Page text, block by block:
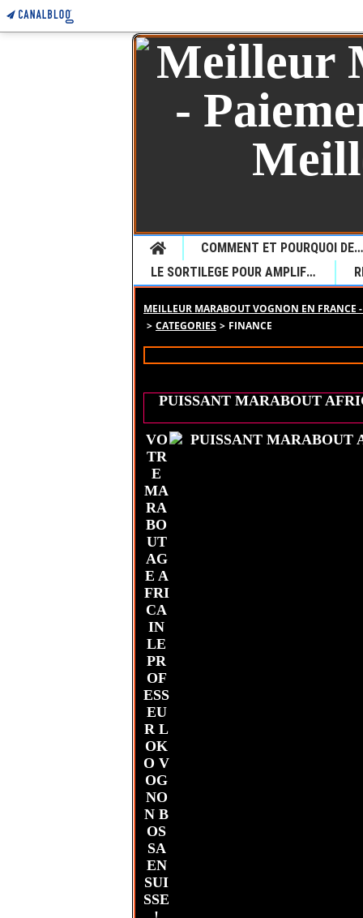
Home COMMENT ET POURQUOI DEMANDER UNE VOYANCE CHEZ LE JEUNE MARABOUT SEDONOU GUETA PAUL?
LE SORTILEGE POUR AMPLIFIER LE DESIR
MEILLEUR MARABOUT VOGNON EN FRANCE
> CATEGORIES > FINANCE
PUISSANT MARABOUT
VO
TR
E
MA
RA
BO
UT
AG
E A
FRI
CA
IN
LE
PR
OF
ESS
EU
R L
OK
O V
OG
NO
N B
OS
SA
EN
SUI
SSE